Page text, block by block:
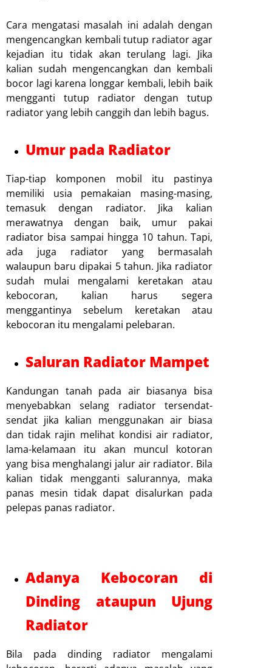
Cara mengatasi masalah ini adalah dengan
mengencangkan kembali tutup radiator agar
kejadian itu tidak akan terulang lagi. Jika
kalian sudah mengencangkan dan kembali
bocor lagi karena longgar kembali, lebih baik
mengganti tutup radiator dengan tutup
radiator yang lebih canggih dan lebih bagus.
Umur pada Radiator
Tiap-tiap komponen mobil itu pastinya
memiliki usia pemakaian masing-masing,
temasuk dengan radiator. Jika kalian
merawatnya dengan baik, umur pakai
radiator bisa sampai hingga 10 tahun. Tapi,
ada juga radiator yang bermasalah
walaupun baru dipakai 5 tahun. Jika radiator
sudah mulai mengalami keretakan atau
kebocoran, kalian harus segera
menggantinya sebelum keretakan atau
kebocoran itu mengalami pelebaran.
Saluran Radiator Mampet
Kandungan tanah pada air biasanya bisa
menyebabkan selang radiator tersendat-
sendat jika kalian menggunakan air biasa
dan tidak rajin melihat kondisi air radiator,
lama-kelamaan itu akan muncul kotoran
yang bisa menghalangi jalur air radiator. Bila
kalian tidak mengganti salurannya, maka
panas mesin tidak dapat disalurkan pada
pelepas panas radiator.
Adanya Kebocoran di
Dinding ataupun Ujung
Radiator
Bila pada dinding radiator mengalami